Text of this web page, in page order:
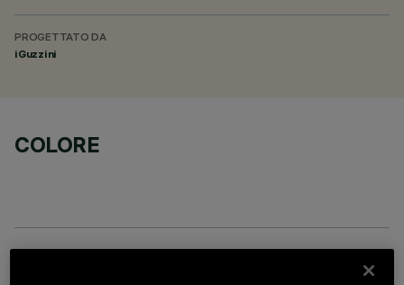
PROGETTATO DA
iGuzzini
COLORE